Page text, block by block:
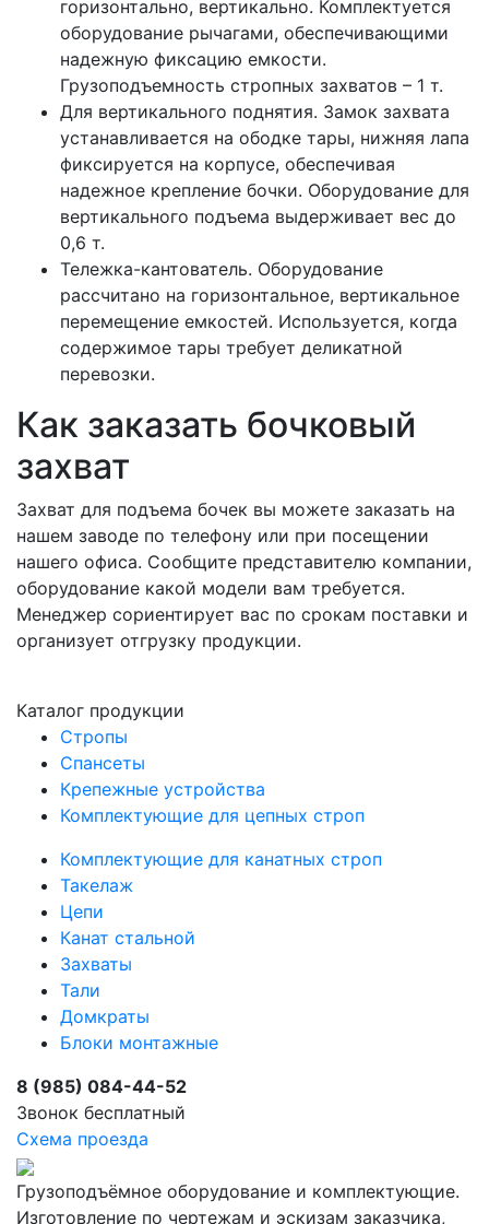
горизонтально, вертикально. Комплектуется
оборудование рычагами, обеспечивающими
надежную фиксацию емкости.
Грузоподъемность стропных захватов – 1 т.
Для вертикального поднятия. Замок захвата
устанавливается на ободке тары, нижняя лапа
фиксируется на корпусе, обеспечивая
надежное крепление бочки. Оборудование для
вертикального подъема выдерживает вес до
0,6 т.
Тележка-кантователь. Оборудование
рассчитано на горизонтальное, вертикальное
перемещение емкостей. Используется, когда
содержимое тары требует деликатной
перевозки.
Как заказать бочковый
захват
Захват для подъема бочек вы можете заказать на
нашем заводе по телефону или при посещении
нашего офиса. Сообщите представителю компании,
оборудование какой модели вам требуется.
Менеджер сориентирует вас по срокам поставки и
организует отгрузку продукции.
Каталог продукции
Стропы
Спансеты
Крепежные устройства
Комплектующие для цепных строп
Комплектующие для канатных строп
Такелаж
Цепи
Канат стальной
Захваты
Тали
Домкраты
Блоки монтажные
8 (985) 084-44-52
Звонок бесплатный
Схема проезда
Грузоподъёмное оборудование и комплектующие.
Изготовление по чертежам и эскизам заказчика,